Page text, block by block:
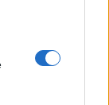
lei stessa
da